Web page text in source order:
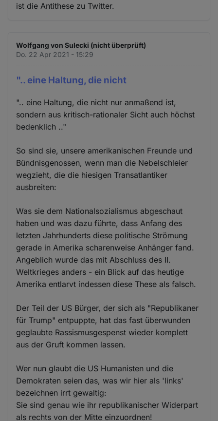
ist die Antithese zu Twitter.
Wolfgang von Sulecki (nicht überprüft)
Do. 22 Apr 2021 - 15:29
".. eine Haltung, die nicht
".. eine Haltung, die nicht nur anmaßend ist,
sondern aus kritisch-rationaler Sicht auch höchst
bedenklich .."
So sind sie, unsere amerikanischen Freunde und
Bündnisgenossen, wenn man die Nebelschleier
wegzieht, die die hiesigen Transatlantiker
ausbreiten:
Was sie dem Nationalsozialismus abgeschaut
haben und was dazu führte, dass Anfang des
letzten Jahrhunderts diese politische Strömung
gerade in Amerika scharenweise Anhänger fand.
Angeblich wurde das mit Abschluss des II.
Weltkrieges anders - ein Blick auf das heutige
Amerika entlarvt indessen diese These als falsch.
Der Teil der US Bürger, der sich als "Republikaner
für Trump" entpuppte, hat das fast überwunden
geglaubte Rassismusgespenst wieder komplett
aus der Gruft kommen lassen.
Wer nun glaubt die US Humanisten und die
Demokraten seien das, was wir hier als 'links'
bezeichnen irrt gewaltig:
Sie sind genau wie ihr republikanischer Widerpart
als rechts von der Mitte einzuordnen!